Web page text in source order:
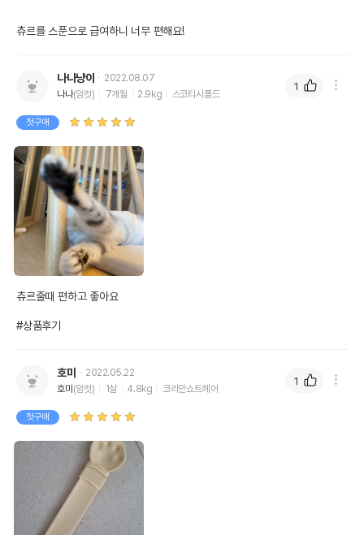
츄르를 스푼으로 급여하니 너무 편해요!
나나냥이
2022.08.07
나나(암컷) 7개월 2.9kg 스코티시폴드
첫구매
츄르줄때 편하고 좋아요
#상품후기
1
호미
2022.05.22
호미 (암컷) 1살 4.8kg 코리안쇼트헤어
첫구매
1